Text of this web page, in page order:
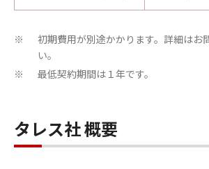
※
初期費用が別途かかります。詳細はお
い。
※ 最低契約期間は１年です。
タレス社 概要